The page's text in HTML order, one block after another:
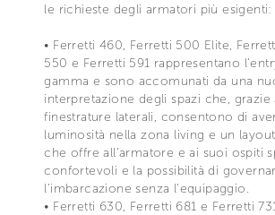
le richieste degli armatori più esigenti:
• Ferretti 460, Ferretti 500 Elite,
550 e Ferretti 591 rappresentano
gamma e sono accomunati da una
interpretazione degli spazi che, grazie
finestrature laterali, consentono di
luminosità nella zona living e un
che offre all'armatore e ai suoi ospiti
confortevoli e la possibilità di
l'imbarcazione senza l'equipaggio.
• Ferretti 630, Ferretti 681 e Ferretti